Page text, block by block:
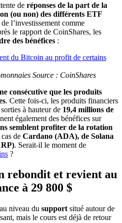
de réponses de la part de la
(ou non) des différents ETF
l’investissement comme
le rapport de CoinShares, les
des bénéfices :
Source : CoinShares
consécutive que les produits
. Cette fois-ci, les produits financiers
à hauteur de 19,4 millions de
également des bénéfices sur
semblent profiter de la rotation
de Cardano (ADA), de Solana
. Serait-il le moment de
?
rebondit et revient au
à 29 800 $
niveau du support situé autour de
mais le cours est déjà de retour